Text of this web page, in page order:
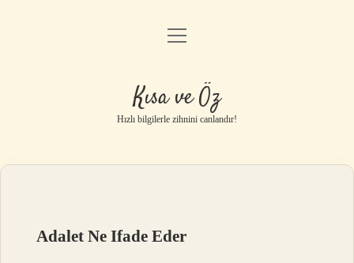
Anasayfa
Gizlilik Politikası
Yasal Uyarı
menüyü
Kısa ve Öz
Hızlı bilgilerle zihnini canlandır!
Adalet Ne Ifade Eder